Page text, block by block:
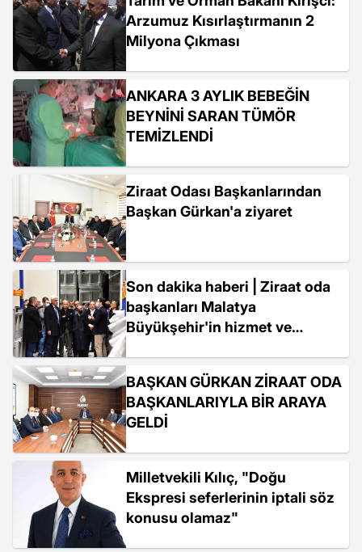
Arzumuz Kısırlaştırmanın 2
Milyona Çıkması
ANKARA 3 AYLIK BEBEĞİN
BEYNİNİ SARAN TÜMÖR
TEMİZLENDİ
Ziraat Odası Başkanlarından
Başkan Gürkan'a ziyaret
Son dakika haberi | Ziraat oda
başkanları Malatya
Büyükşehir'in hizmet ve
BAŞKAN GÜRKAN ZİRAAT ODA
BAŞKANLARIYLA BİR ARAYA
GELDİ
Milletvekili Kılıç, "Doğu
Ekspresi seferlerinin iptali söz
konusu olamaz"